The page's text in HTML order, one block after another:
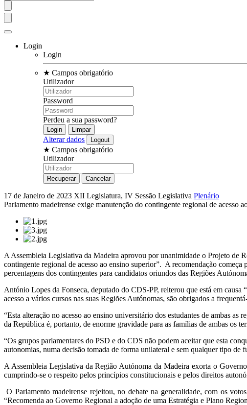
Login
Login
★ Campos obrigatório
Utilizador
Password
Perdeu a sua password?
Alterar dados
★ Campos obrigatório
Utilizador
17 de Janeiro de 2023 XII Legislatura, IV Sessão Legislativa Plenário
Parlamento madeirense exige manutenção do contingente regional de acesso
A Assembleia Legislativa da Madeira aprovou por unanimidade o Projeto de
contingente regional de acesso ao ensino superior”. A recomendação
percentagens dos contingentes para candidatos oriundos das Regiões
António Lopes da Fonseca, deputado do CDS-PP, reiterou que está em
acesso a vários cursos nas suas Regiões Autónomas, são obrigados a
“Esta alteração no acesso ao ensino universitário dos estudantes de ambas
da República é, portanto, de enorme gravidade para as famílias de ambas os
“Os grupos parlamentares do PSD e do CDS não podem aceitar que esta
autonomias, numa decisão tomada de forma unilateral e sem qualquer tipo de
A Assembleia Legislativa da Região Autónoma da Madeira exorta o
cumprindo-se o respeito pelos princípios constitucionais e pelos direitos
O Parlamento madeirense rejeitou, no debate na generalidade, com os
“Recomenda ao Governo Regional a adoção de uma Estratégia e Plano